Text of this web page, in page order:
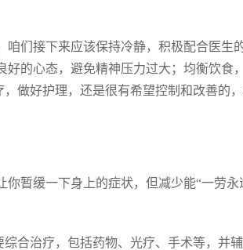
咱们接下来应该保持冷静，积极配合医生
的心态，避免精神压力过大；均衡饮食
做好护理，还是很有希望控制和改善的
暂缓一下身上的症状，但减少能“一劳永
合治疗，包括药物、光疗、手术等，并